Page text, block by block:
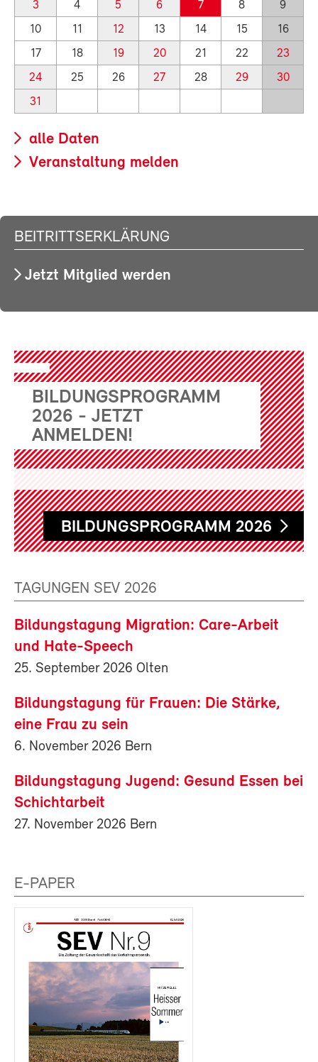
3 4 5 6 7 8
9
10
11 12 13 14 15
16
17
18 19 20 21 22
23
24
25 26 27 28 29
30
31
alle Daten
Veranstaltung melden
BEITRITTSERKLÄRUNG
Jetzt Mitglied werden
BILDUNGSPROGRAMM
2026 - JETZT
ANMELDEN!
BILDUNGSPROGRAMM 2026
TAGUNGEN SEV 2026
Bildungstagung Migration: Care-Arbeit
und Hate-Speech
25. September 2026 Olten
Bildungstagung für Frauen: Die Stärke,
eine Frau zu sein
6. November 2026 Bern
Bildungstagung Jugend: Gesund Essen bei
Schichtarbeit
27. November 2026 Bern
E-PAPER